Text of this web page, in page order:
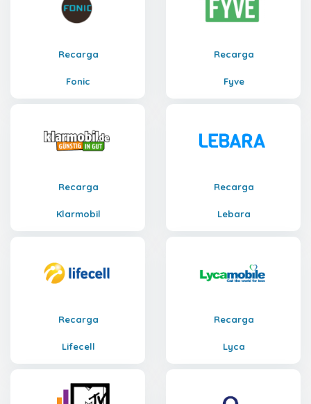
Recarga
Fonic
Recarga
Fyve
Recarga
Klarmobil
Recarga
Lebara
Recarga
Lifecell
Recarga
Lyca